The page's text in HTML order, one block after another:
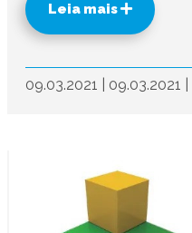
Leia mais
09.03.2021 09.03.2021